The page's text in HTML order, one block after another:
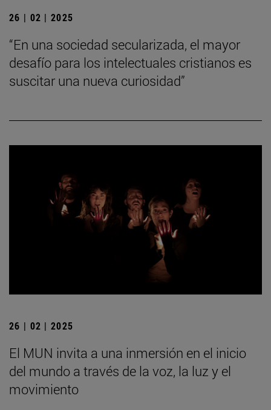
26 | 02 | 2025
“En una sociedad secularizada, el mayor
desafío para los intelectuales cristianos es
suscitar una nueva curiosidad”
26 | 02 | 2025
El MUN invita a una inmersión en el inicio
del mundo a través de la voz, la luz y el
movimiento